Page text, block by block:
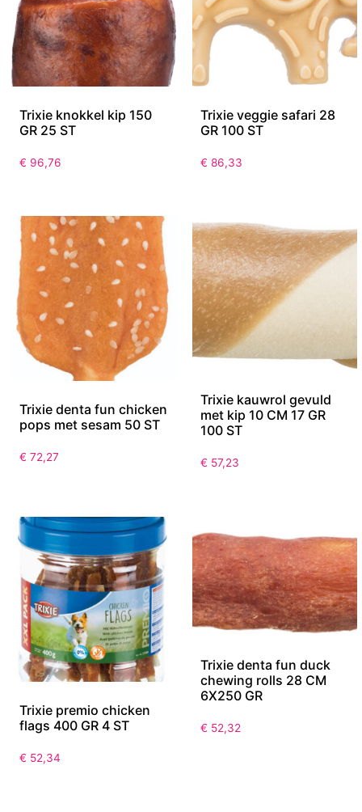
Trixie knokkel kip 150
GR 25 ST
€ 96,76
Trixie veggie safari 28
GR 100 ST
€ 86,33
Trixie denta fun chicken
pops met sesam 50 ST
€ 72,27
Trixie kauwrol gevuld
met kip 10 CM 17 GR
100 ST
€ 57,23
Trixie premio chicken
flags 400 GR 4 ST
€ 52,34
Trixie denta fun duck
chewing rolls 28 CM
6X250 GR
€ 52,32